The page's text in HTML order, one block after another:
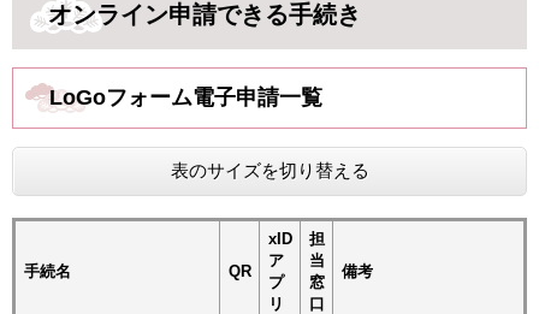
オンライン申請できる手続き
LoGoフォーム電子申請一覧
表のサイズを切り替える
手続名 QR
xID
ア
プ
リ
担
当
窓
口
備考